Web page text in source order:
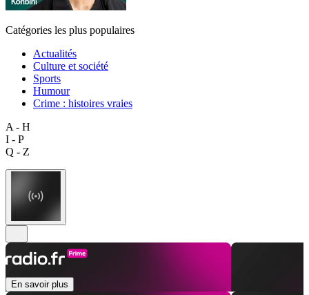
Catégories les plus populaires
Actualités
Culture et société
Sports
Humour
Crime : histoires vraies
A - H
I - P
Q - Z
En savoir plus